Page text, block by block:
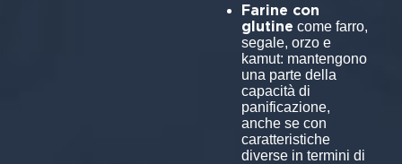
Farine con
glutine come farro,
segale, orzo e
kamut: mantengono
una parte della
capacità di
panificazione,
anche se con
caratteristiche
diverse in termini di